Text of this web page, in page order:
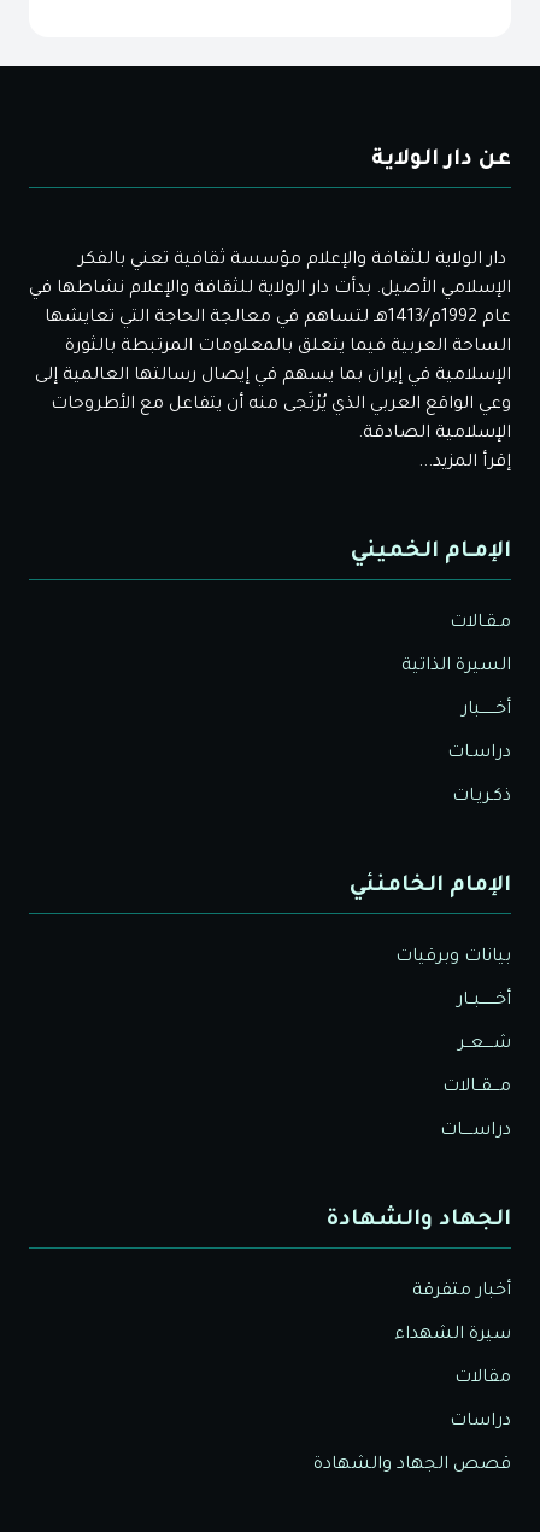
عن دار الولاية
دار الولاية للثقافة والإعلام مؤسسة ثقافية تعني بالفكر
الإسلامي الأصيل. بدأت دار الولاية للثقافة والإعلام نشاطها في
عام 1992م/1413هـ لتساهم في معالجة الحاجة التي تعايشها
الساحة العربية فيما يتعلق بالمعلومات المرتبطة بالثورة
الإسلامية في إيران بما يسهم في إيصال رسالتها العالمية إلى
وعي الواقع العربي الذي يُرْتَجى منه أن يتفاعل مع الأطروحات
الإسلامية الصادقة.
إقرأ المزيد...
الإمـام الخميني
مـقـالات
السيرة الذاتية
أخــــــبار
دراسـات
ذكـريـات
الإمام الخامنئي
بيانات وبرقيات
أخــــــبــار
شــــعــر
مـــقــالات
دراســــات
الجهاد والشهادة
أخبار متفرقة
سيرة الشهداء
مقالات
دراسات
قصص الجهاد والشهادة